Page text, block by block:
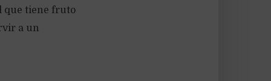
que tiene fruto
a un